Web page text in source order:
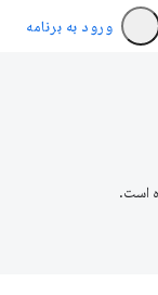
ورود به برنامه
است.